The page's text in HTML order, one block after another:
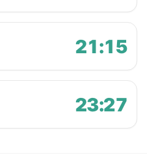
21:15
23:27